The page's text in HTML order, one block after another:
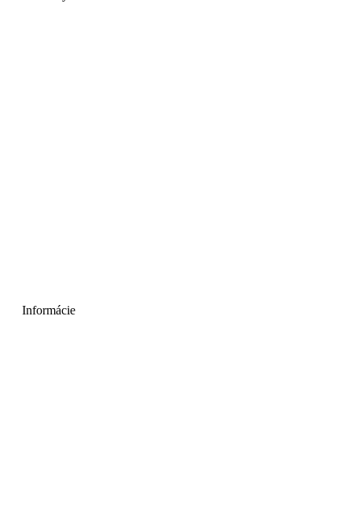
Informácie